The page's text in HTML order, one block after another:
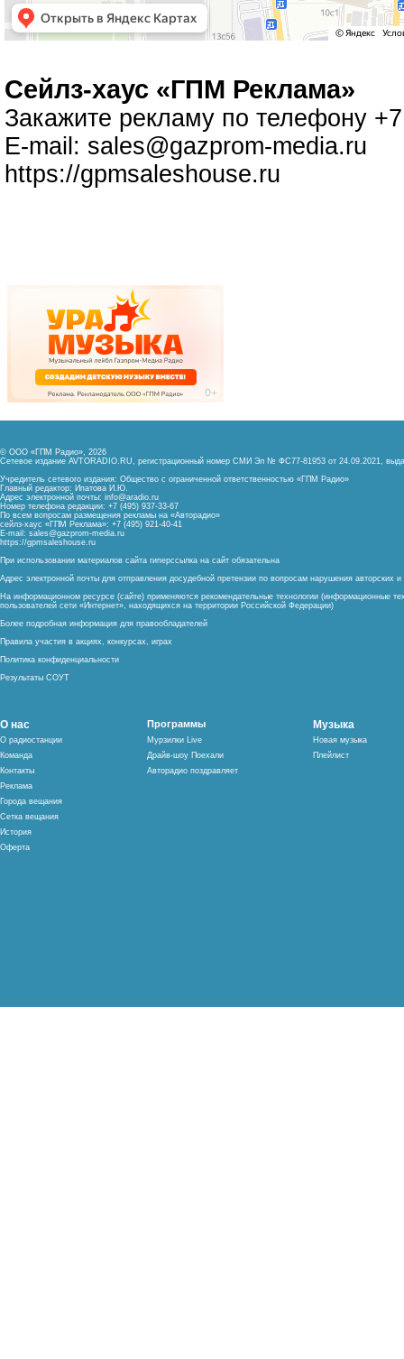
Cейлз-хаус «ГПМ Реклама»
Закажите рекламу по телефону
E-mail: sales@gazprom-media.ru
https://gpmsaleshouse.ru
© ООО «ГПМ Радио», 2026
Сетевое издание AVTORADIO.RU, регистрационный номер СМИ Эл № ФС77-81953 от 24.09.2021,
Учредитель сетевого издания: Общество с ограниченной ответственностью «ГПМ Радио»
Главный редактор: Ипатова И.Ю.
Адрес электронной почты: info@aradio.ru
Номер телефона редакции: +7 (495) 937-33-67
По всем вопросам размещения рекламы на «Авторадио»
сейлз-хаус «ГПМ Реклама»: +7 (495) 921-40-41
E-mail: sales@gazprom-media.ru
https://gpmsaleshouse.ru
При использовании материалов сайта гиперссылка на сайт обязательна
Адрес электронной почты для отправления досудебной претензии по вопросам нарушения авторских
На информационном ресурсе (сайте) применяются рекомендательные технологии (информационные
пользователей сети «Интернет», находящихся на территории Российской Федерации)
Более подробная информация для правообладателей
Правила участия в акциях, конкурсах, играх
Политика конфиденциальности
Результаты СОУТ
О нас
О радиостанции
Команда
Контакты
Реклама
Города вещания
Сетка вещания
История
Оферта
Программы
Мурзилки Live
Драйв-шоу Поехали
Авторадио поздравляет
Музыка
Новая музыка
Плейлист